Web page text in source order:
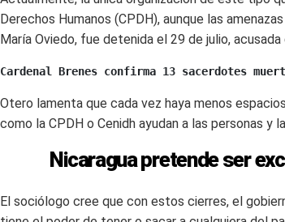
Derechos Humanos (CPDH), aunque las
María Oviedo, fue detenida el 29 de julio,
Cardenal Brenes confirma 13 sacerdotes
Otero lamenta que cada vez haya menos
como la CPDH o Cenidh ayudan a las personas
Nicaragua pretende ser
El sociólogo cree que con estos cierres, el